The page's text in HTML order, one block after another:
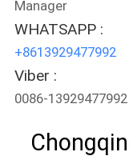
Manager
WHATSAPP :
+8613929477992
Viber :
0086-13929477992